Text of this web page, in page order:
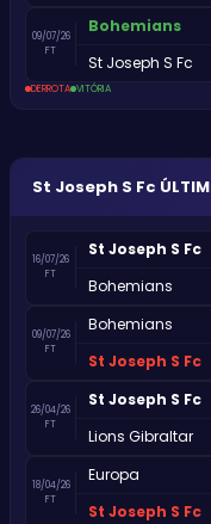
09/07/26
FT
Bohemians
St Joseph S Fc
DERROTA VITÓRIA
St Joseph S Fc
16/07/26
FT
St Joseph S Fc
Bohemians
09/07/26
FT
Bohemians
St Joseph S Fc
26/04/26
FT
St Joseph S Fc
Lions Gibraltar
18/04/26
FT
Europa
St Joseph S Fc